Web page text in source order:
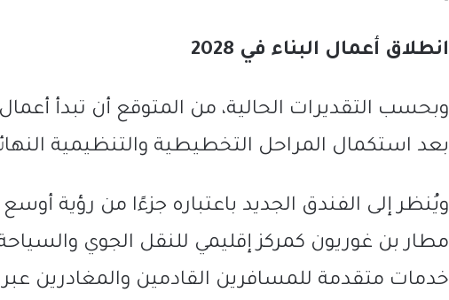
انطلاق أعمال البناء في 2028
بعد استكمال المراحل التخطيطية والتنظيمية
ويُنظر إلى الفندق الجديد باعتباره جزءًا من رؤية
مطار بن غوريون كمركز إقليمي للنقل الجوي والسياحة
خدمات متقدمة للمسافرين القادمين والمغادرين عبر